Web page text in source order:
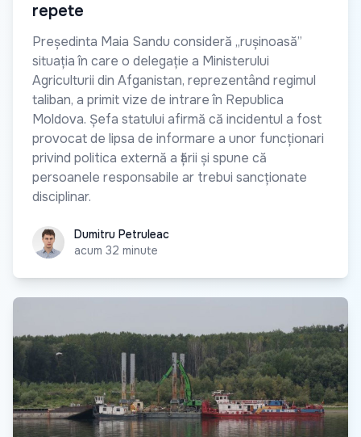
repete
Președinta Maia Sandu consideră „rușinoasă”
situația în care o delegație a Ministerului
Agriculturii din Afganistan, reprezentând regimul
taliban, a primit vize de intrare în Republica
Moldova. Șefa statului afirmă că incidentul a fost
provocat de lipsa de informare a unor funcționari
privind politica externă a țării și spune că
persoanele responsabile ar trebui sancționate
disciplinar.
Dumitru Petruleac
Dumitru Petruleac
acum 32 minute